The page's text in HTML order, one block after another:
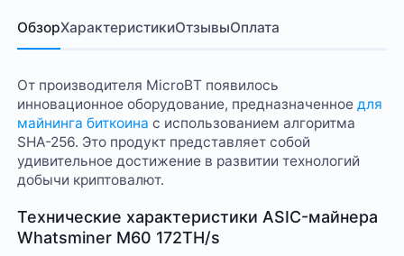
ОбзорХарактеристикиОтзывыОплата
От производителя MicroBT появилось
инновационное оборудование, предназначенноедля
майнинга биткоина с использованием алгоритма
SHA-256. Это продукт представляет собой
удивительное достижение в развитии технологий
добычи криптовалют.
Технические характеристики ASIC-майнера
Whatsminer M60 172TH/s